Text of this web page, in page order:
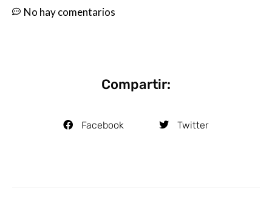
No hay comentarios
Compartir:
Facebook Twitter